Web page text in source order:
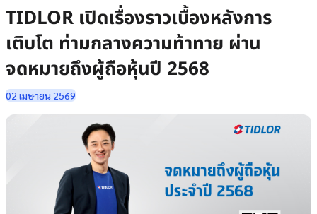
TIDLOR เปิดเรื่องราวเบื้องหลังการ
เติบโต ท่ามกลางความท้าทาย ผ่าน
จดหมายถึงผู้ถือหุ้นปี 2568
02 เมษายน 2569